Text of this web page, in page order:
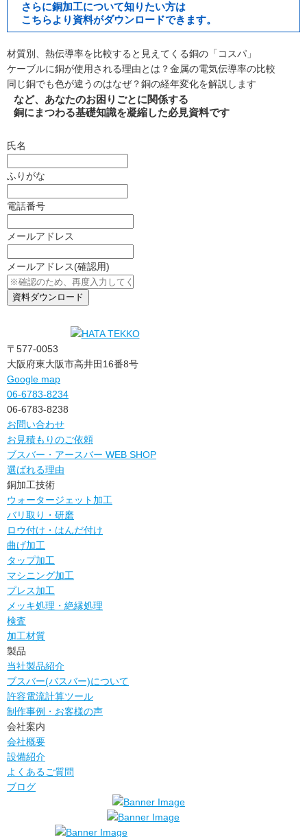
さらに銅加工について知りたい方は
こちらより資料がダウンロードできます。
材質別、熱伝導率を比較すると見えてくる銅の「コスパ」
ケーブルに銅が使用される理由とは？金属の電気伝導率の比較
同じ銅でも色が違うのはなぜ？銅の経年変化を解説します
など、あなたのお困りごとに関係する
銅にまつわる基礎知識を凝縮した必見資料です
氏名
ふりがな
電話番号
メールアドレス
メールアドレス(確認用)
〒577-0053
大阪府東大阪市高井田16番8号
Google map
06-6783-8234
06-6783-8238
お問い合わせ
お見積もりのご依頼
ブスバー・アースバー WEB SHOP
選ばれる理由
銅加工技術
ウォータージェット加工
バリ取り・研磨
ロウ付け・はんだ付け
曲げ加工
タップ加工
マシニング加工
プレス加工
メッキ処理・絶縁処理
検査
加工材質
製品
当社製品紹介
ブスバー(バスバー)について
許容電流計算ツール
制作事例・お客様の声
会社案内
会社概要
設備紹介
よくあるご質問
ブログ